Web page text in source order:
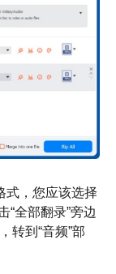
式，您应该选择
“全部翻录”旁边
转到“音频”部